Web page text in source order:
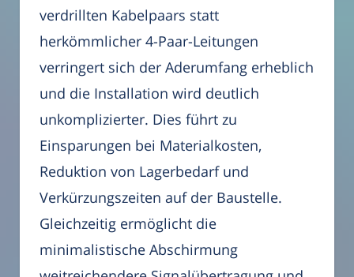
verdrillten Kabelpaars statt
herkömmlicher 4-Paar-Leitungen
verringert sich der Aderumfang erheblich
und die Installation wird deutlich
unkomplizierter. Dies führt zu
Einsparungen bei Materialkosten,
Reduktion von Lagerbedarf und
Verkürzungszeiten auf der Baustelle.
Gleichzeitig ermöglicht die
minimalistische Abschirmung